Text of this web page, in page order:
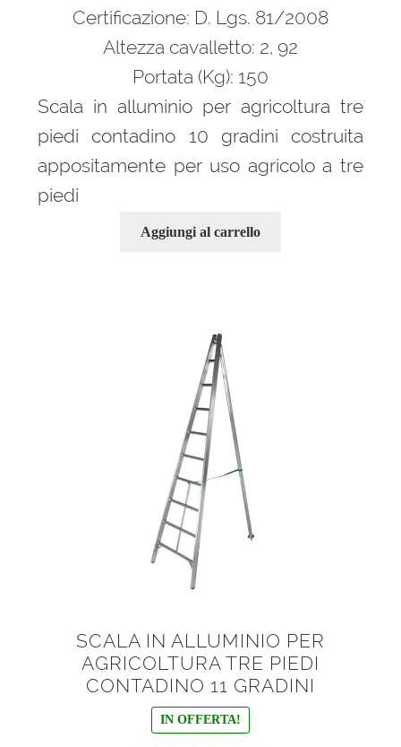
225,00 €.
152,00 €.
Certificazione: D. Lgs. 81/2008
Altezza cavalletto: 2, 92
Portata (Kg): 150
Scala in alluminio per agricoltura tre
piedi contadino 10 gradini costruita
appositamente per uso agricolo a tre
piedi
Aggiungi al carrello
SCALA IN ALLUMINIO PER
AGRICOLTURA TRE PIEDI
CONTADINO 11 GRADINI
IN OFFERTA!